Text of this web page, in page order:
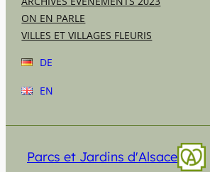
ON EN PARLE
VILLES ET VILLAGES FLEURIS
DE
EN
Parcs et Jardins d'Alsace